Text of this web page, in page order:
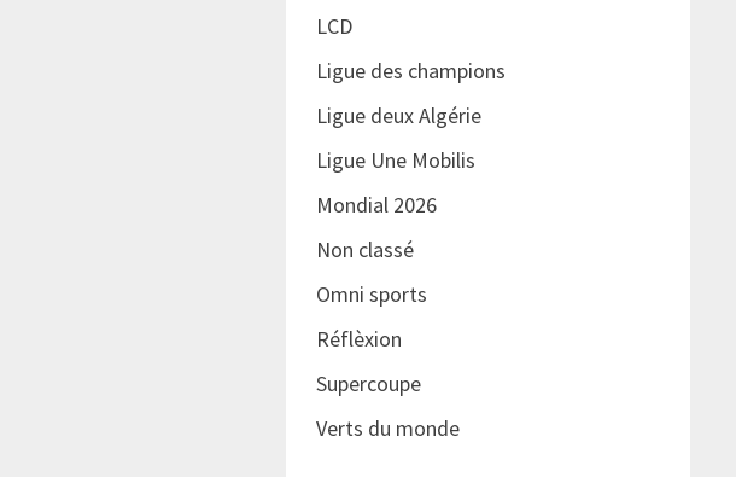
LCD
Ligue des champions
Ligue deux Algérie
Ligue Une Mobilis
Mondial 2026
Non classé
Omni sports
Réflèxion
Supercoupe
Verts du monde